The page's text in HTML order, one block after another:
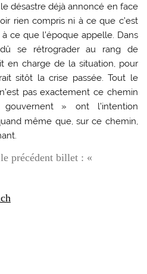
désastre déjà annoncé en face
rien compris ni à ce que c’est
ce que l’époque appelle. Dans
se rétrograder au rang de
en charge de la situation, pour
sitôt la crise passée. Tout le
pas exactement ce chemin
» ont l’intention
même que, sur ce chemin,
précédent billet : «